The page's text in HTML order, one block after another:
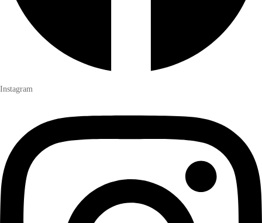
Instagram